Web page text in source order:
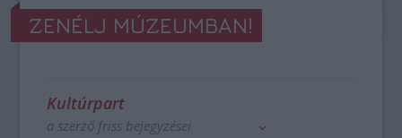
ZENÉLJ MÚZEUMBAN!
Kultúrpart
a szerző friss bejegyzései